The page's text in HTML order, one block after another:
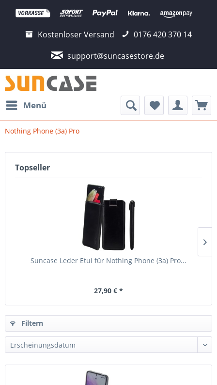
Kostenloser Versand
0176 420 370 14
support@suncasestore.de
Menü
Nothing Phone (3a) Pro
Topseller
Suncase Leder Etui für Nothing Phone (3a) Pro...
27,90 € *
Filtern